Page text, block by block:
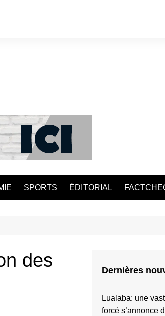
SPORTS ÉDITORIAL
des
Dernières
Lualaba: une
forcé s’annonce